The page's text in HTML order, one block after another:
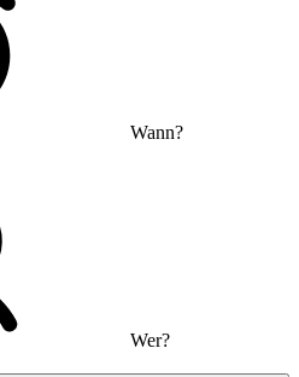
Wann?
Wer?